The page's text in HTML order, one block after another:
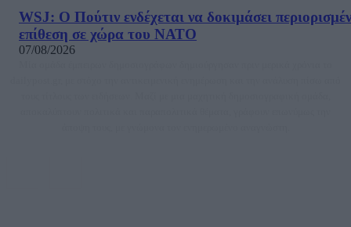
WSJ: Ο Πούτιν ενδέχεται να δοκιμάσει
επίθεση σε χώρα του ΝΑΤΟ
07/08/2026